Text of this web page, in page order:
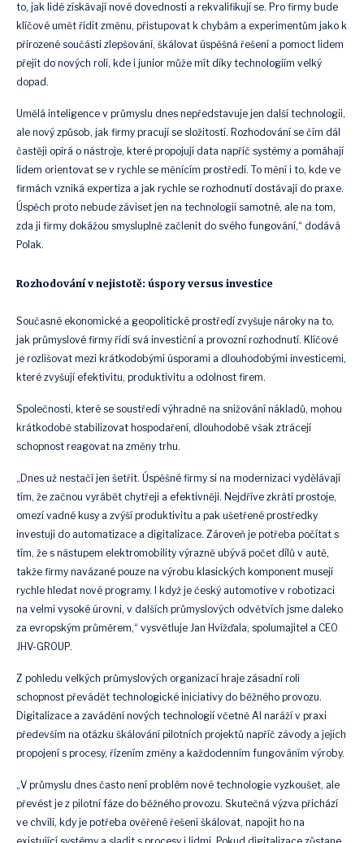
to, jak lidé získávají nové dovednosti a rekvalifikují se. Pro firmy bude
klíčové umět řídit změnu, přistupovat k chybám a experimentům jako k
přirozené součásti zlepšování, škálovat úspěšná řešení a pomoct lidem
přejít do nových rolí, kde i junior může mít díky technologiím velký
dopad.
Umělá inteligence v průmyslu dnes nepředstavuje jen další technologii,
ale nový způsob, jak firmy pracují se složitostí. Rozhodování se čím dál
častěji opírá o nástroje, které propojují data napříč systémy a pomáhají
lidem orientovat se v rychle se měnícím prostředí. To mění i to, kde ve
firmách vzniká expertiza a jak rychle se rozhodnutí dostávají do praxe.
Úspěch proto nebude záviset jen na technologii samotné, ale na tom,
zda ji firmy dokážou smysluplně začlenit do svého fungování,“ dodává
Polak.
Rozhodování v nejistotě: úspory versus investice
Současné ekonomické a geopolitické prostředí zvyšuje nároky na to,
jak průmyslové firmy řídí svá investiční a provozní rozhodnutí. Klíčové
je rozlišovat mezi krátkodobými úsporami a dlouhodobými investicemi,
které zvyšují efektivitu, produktivitu a odolnost firem.
Společnosti, které se soustředí výhradně na snižování nákladů, mohou
krátkodobě stabilizovat hospodaření, dlouhodobě však ztrácejí
schopnost reagovat na změny trhu.
„Dnes už nestačí jen šetřit. Úspěšné firmy si na modernizaci vydělávají
tím, že začnou vyrábět chytřeji a efektivněji. Nejdříve zkrátí prostoje,
omezí vadné kusy a zvýší produktivitu a pak ušetřené prostředky
investují do automatizace a digitalizace. Zároveň je potřeba počítat s
tím, že s nástupem elektromobility výrazně ubývá počet dílů v autě,
takže firmy navázané pouze na výrobu klasických komponent musejí
rychle hledat nové programy. I když je český automotive v robotizaci
na velmi vysoké úrovni, v dalších průmyslových odvětvích jsme daleko
za evropským průměrem,“ vysvětluje Jan Hvížďala, spolumajitel a CEO
JHV-GROUP.
Z pohledu velkých průmyslových organizací hraje zásadní roli
schopnost převádět technologické iniciativy do běžného provozu.
Digitalizace a zavádění nových technologií včetně AI naráží v praxi
především na otázku škálování pilotních projektů napříč závody a jejich
propojení s procesy, řízením změny a každodenním fungováním výroby.
„V průmyslu dnes často není problém nové technologie vyzkoušet, ale
převést je z pilotní fáze do běžného provozu. Skutečná výzva přichází
ve chvíli, kdy je potřeba ověřené řešení škálovat, napojit ho na